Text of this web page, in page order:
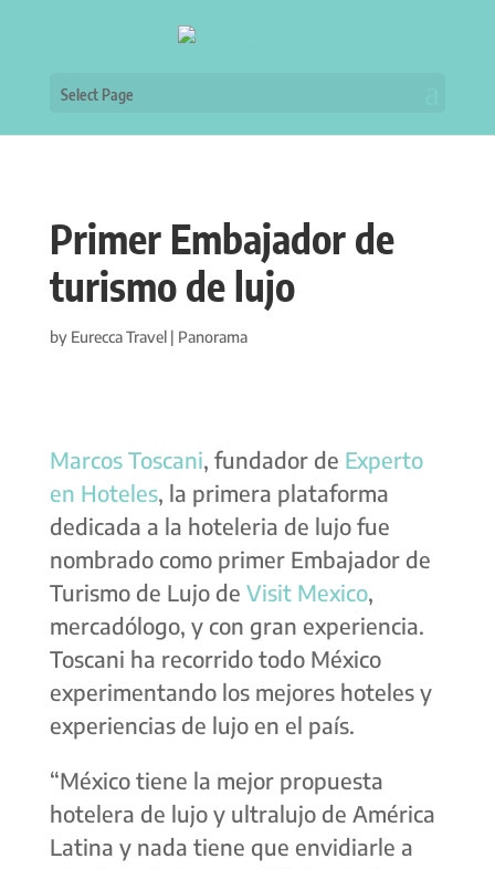
Select Page
Primer Embajador de
turismo de lujo
by Eurecca Travel| Panorama
Marcos Toscani, fundador de Experto
en Hoteles, la primera plataforma
dedicada a la hoteleria de lujo fue
nombrado como primer Embajador de
Turismo de Lujo de Visit Mexico,
mercadólogo, y con gran experiencia.
Toscani ha recorrido todo México
experimentando los mejores hoteles y
experiencias de lujo en el país.
“México tiene la mejor propuesta
hotelera de lujo y ultralujo de América
Latina y nada tiene que envidiarle a